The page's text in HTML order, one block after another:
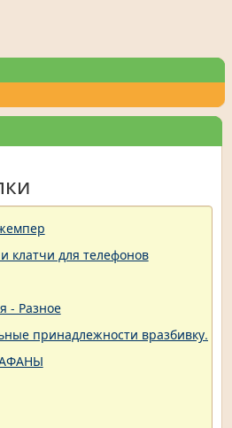
клатчи для телефонов
- Разное
принадлежности вразбивку.